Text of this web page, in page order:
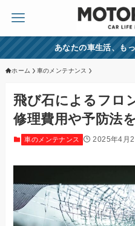
あなたの車生活、も
ホーム 車のメンテナンス
飛び石によるフロ
修理費用や予防法
車のメンテナンス 2025年4月2